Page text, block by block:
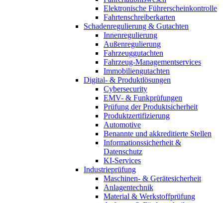
Elektronische Führerscheinkontrolle
Fahrtenschreiberkarten
Schadenregulierung & Gutachten
Innenregulierung
Außenregulierung
Fahrzeuggutachten
Fahrzeug-Managementservices
Immobiliengutachten
Digital- & Produktlösungen
Cybersecurity
EMV- & Funkprüfungen
Prüfung der Produktsicherheit
Produktzertifizierung
Automotive
Benannte und akkreditierte Stellen
Informationssicherheit &
Datenschutz
KI-Services
Industrieprüfung
Maschinen- & Gerätesicherheit
Anlagentechnik
Material & Werkstoffprüfung